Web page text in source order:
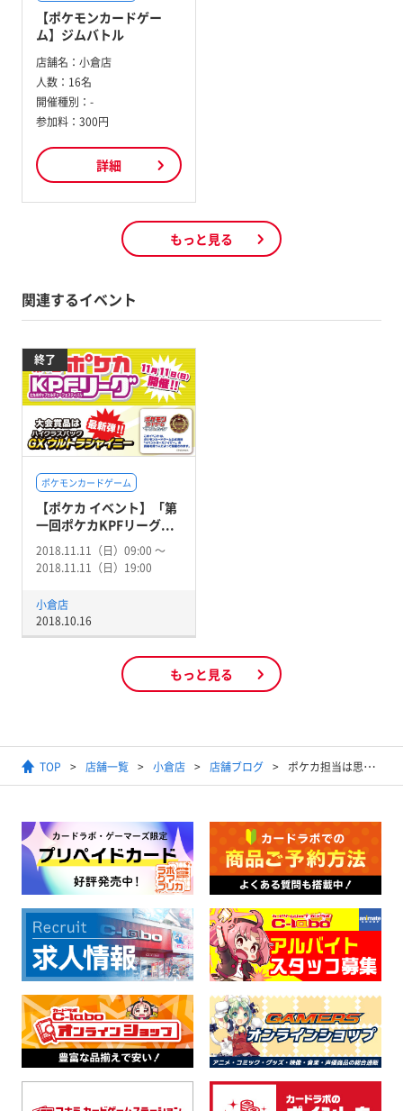
【ポケモンカードゲー
ム】ジムバトル
店舗名： 小倉店
人数： 16名
開催種別： -
参加料： 300円
詳細
もっと見る
関連するイベント
終了
ポケモンカードゲーム
【ポケカ イベント】「第
一回ポケカKPFリーグ...
2018.11.11（日）09:00 〜
2018.11.11（日）19:00
小倉店
2018.10.16
もっと見る
TOP 店舗一覧 小倉店 店舗ブログ ポケカ担当は思いました。ポケカの新弾だけで強いデッキが組めるのでは・・・？と